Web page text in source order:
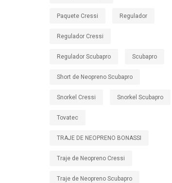
Paquete Cressi Regulador
Regulador Cressi
Regulador Scubapro Scubapro
Short de Neopreno Scubapro
Snorkel Cressi Snorkel Scubapro
Tovatec
TRAJE DE NEOPRENO BONASSI
Traje de Neopreno Cressi
Traje de Neopreno Scubapro